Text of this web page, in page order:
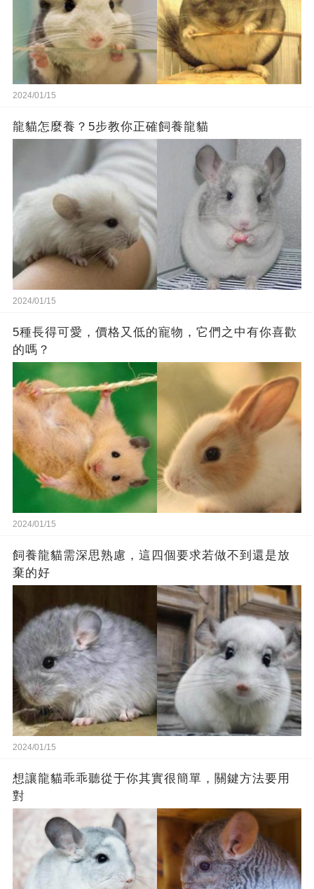
2024/01/15
龍貓怎麼養？5步教你正確飼養龍貓
2024/01/15
5種長得可愛，價格又低的寵物，它們之中有你喜歡
的嗎？
2024/01/15
飼養龍貓需深思熟慮，這四個要求若做不到還是放
棄的好
2024/01/15
想讓龍貓乖乖聽從于你其實很簡單，關鍵方法要用
對